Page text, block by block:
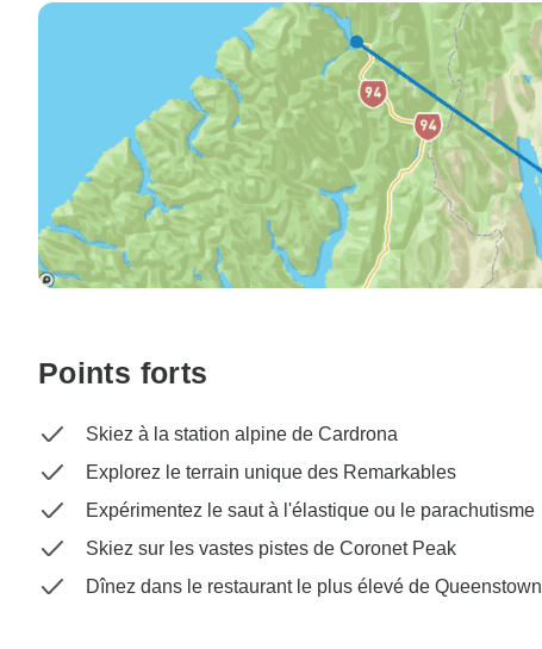
Points forts
Skiez à la station alpine de Cardrona
Explorez le terrain unique des Remarkables
Expérimentez le saut à l'élastique ou le parachutisme
Skiez sur les vastes pistes de Coronet Peak
Dînez dans le restaurant le plus élevé de Queenstown